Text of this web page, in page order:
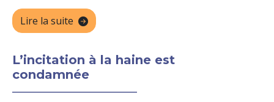
Lire la suite
L’incitation à la haine est
condamnée